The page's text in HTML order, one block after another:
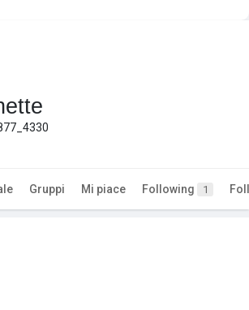
Gruppi Mi piace Following 1